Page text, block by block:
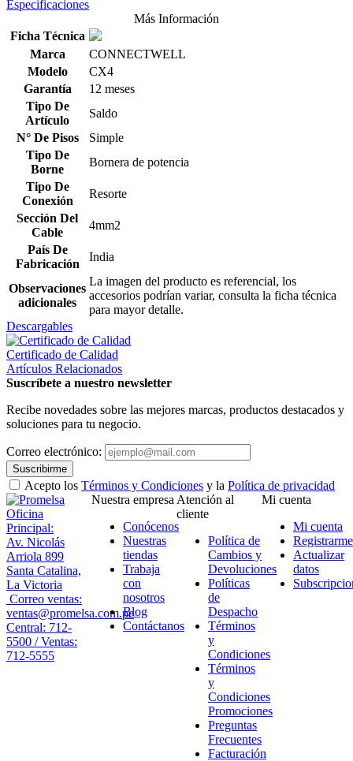
Especificaciones
Más Información
Ficha Técnica
Marca
CONNECTWELL
Modelo
CX4
Garantía
12 meses
Tipo De
Artículo
Saldo
N° De Pisos
Simple
Tipo De
Borne
Bornera de potencia
Tipo De
Conexión
Resorte
Sección Del
Cable
4mm2
País De
Fabricación
India
Observaciones
adicionales
La imagen del producto es referencial, los
accesorios podrían variar, consulta la ficha técnica
para mayor detalle.
Descargables
Certificado de Calidad
Artículos Relacionados
Suscríbete a nuestro newsletter
Recibe novedades sobre las mejores marcas, productos destacados y
soluciones para tu negocio.
Correo electrónico:
Suscribirme
Acepto los Términos y Condiciones y la Política de privacidad
Oficina
Principal:
Av. Nicolás
Arriola 899
Santa Catalina,
La Victoria
Correo ventas:
ventas@promelsa.com.pe
Central: 712-
5500 / Ventas:
712-5555
Nuestra empresa
Conócenos
Nuestras
tiendas
Trabaja
con
nosotros
Blog
Contáctanos
Atención al
cliente
Política de
Cambios y
Devoluciones
Políticas
de
Despacho
Términos
y
Condiciones
Términos
y
Condiciones
Promociones
Preguntas
Frecuentes
Facturación
Mi cuenta
Mi cuenta
Registrarme
Actualizar
datos